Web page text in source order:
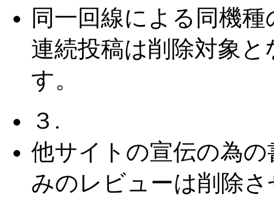
同一回線による同機種
連続投稿は削除対象と
す。
３.
他サイトの宣伝の為の
みのレビューは削除さ